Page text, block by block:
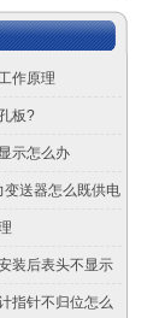
作原理
板?
示怎么办
送器怎么既供电
装后表头不显示
指针不归位怎么